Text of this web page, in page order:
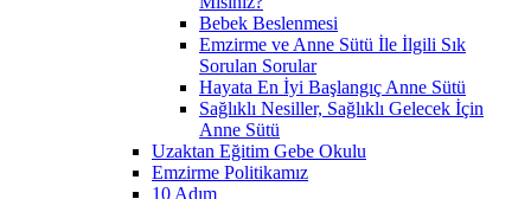
Bebek Beslenmesi
Emzirme ve Anne Sütü İle İlgili Sık
Sorulan Sorular
Hayata En İyi Başlangıç Anne Sütü
Sağlıklı Nesiller, Sağlıklı Gelecek İçin
Anne Sütü
Uzaktan Eğitim Gebe Okulu
Emzirme Politikamız
10 Adım